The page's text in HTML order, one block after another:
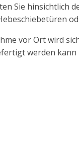
Sie hinsichtlich
vor Ort wird
werden